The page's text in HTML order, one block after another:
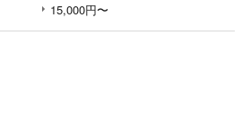
15,000円〜